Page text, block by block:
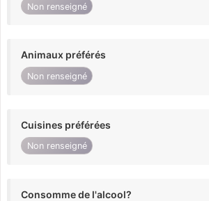
Non renseigné
Animaux préférés
Non renseigné
Cuisines préférées
Non renseigné
Consomme de l'alcool?